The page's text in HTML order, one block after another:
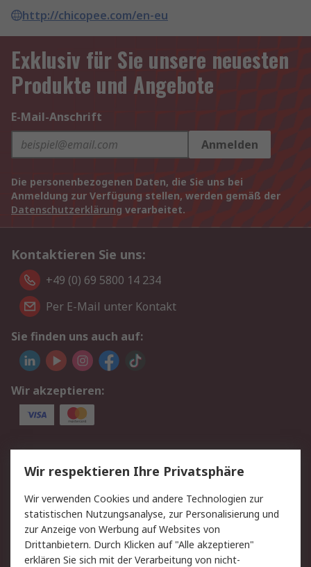
http://chicopee.com/en-eu
Exklusiv für Sie unsere neuesten
Produkte und Angebote
E-Mail-Anschrift
Anmelden
Die personenbezogenen Daten, die Sie uns bei
Anmeldung zur Verfügung stellen, werden gemäß der
Datenschutzerklärung verarbeitet.
Kontaktieren Sie uns:
+49 (0) 69 5800 14 234
Per E-Mail unter Kontakt
Sie finden uns auch auf:
Wir akzeptieren:
Service
Value Added Services
Lieferlösungen
Rücksendungen
Kontakt
Hilfe
Privatkunden
Rechtliches
Wir respektieren Ihre Privatsphäre
Wir verwenden Cookies und andere Technologien zur
statistischen Nutzungsanalyse, zur Personalisierung und
zur Anzeige von Werbung auf Websites von
Drittanbietern. Durch Klicken auf "Alle akzeptieren"
erklären Sie sich mit der Verarbeitung von nicht-